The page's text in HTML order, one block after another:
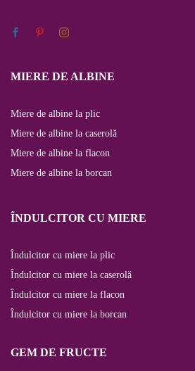
MIERE DE ALBINE
Miere de albine la plic
Miere de albine la caserolă
Miere de albine la flacon
Miere de albine la borcan
ÎNDULCITOR CU MIERE
Îndulcitor cu miere la plic
Îndulcitor cu miere la caserolă
Îndulcitor cu miere la flacon
Îndulcitor cu miere la borcan
GEM DE FRUCTE